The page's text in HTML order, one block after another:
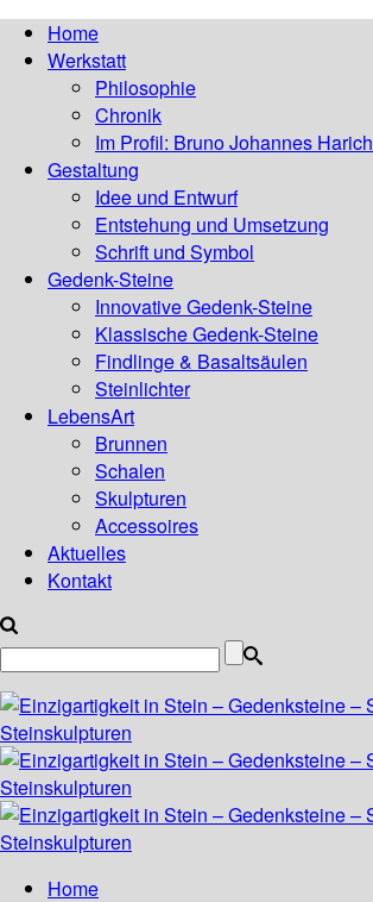
Home
Werkstatt
Philosophie
Chronik
Im Profil: Bruno Johannes Harich
Gestaltung
Idee und Entwurf
Entstehung und Umsetzung
Schrift und Symbol
Gedenk-Steine
Innovative Gedenk-Steine
Klassische Gedenk-Steine
Findlinge & Basaltsäulen
Steinlichter
LebensArt
Brunnen
Schalen
Skulpturen
Accessoires
Aktuelles
Kontakt
Home